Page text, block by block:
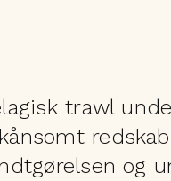
trawl
og